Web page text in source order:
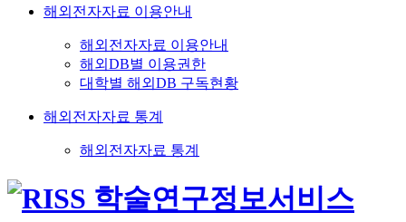
해외전자자료 이용안내
해외전자자료 이용안내
해외DB별 이용권한
대학별 해외DB 구독현황
해외전자자료 통계
해외전자자료 통계